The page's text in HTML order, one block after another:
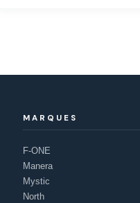
MARQUES
F-ONE
Manera
Mystic
North